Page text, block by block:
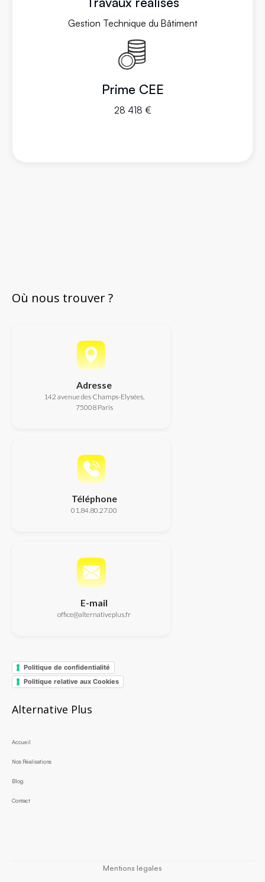
Gestion Technique du Bâtiment
Prime CEE
28 418 €
Où nous trouver ?
Adresse
142 avenue des Champs-Elysées,
75008 Paris
Téléphone
01.84.80.27.00
E-mail
office@alternativeplus.fr
Politique de confidentialité
Politique relative aux Cookies
Alternative Plus
Accueil
Nos Réalisations
Blog
Contact
Mentions légales